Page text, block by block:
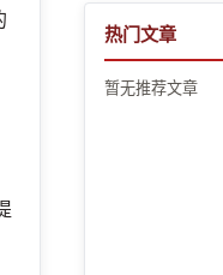
热门文章
暂无推荐文章